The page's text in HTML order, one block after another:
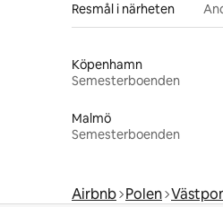
Resmål i närheten
Köpenhamn
Semesterboenden
Malmö
Semesterboenden
Airbnb Polen